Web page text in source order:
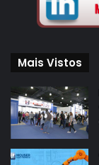
Mais Vistos